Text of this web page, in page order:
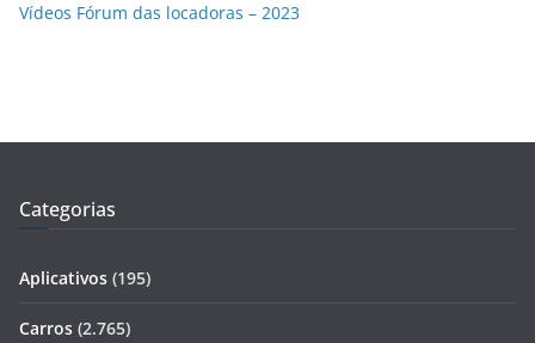
Vídeos Fórum das locadoras – 2023
Categorias
Aplicativos (195)
Carros (2.765)